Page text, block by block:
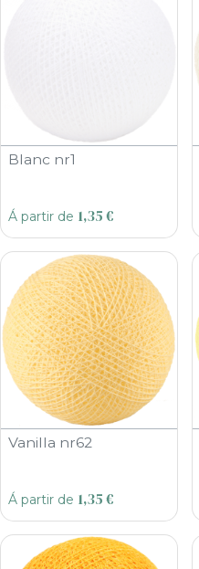
Blanc nr1
Á partir de 1,35€
Vanilla nr62
Á partir de 1,35€